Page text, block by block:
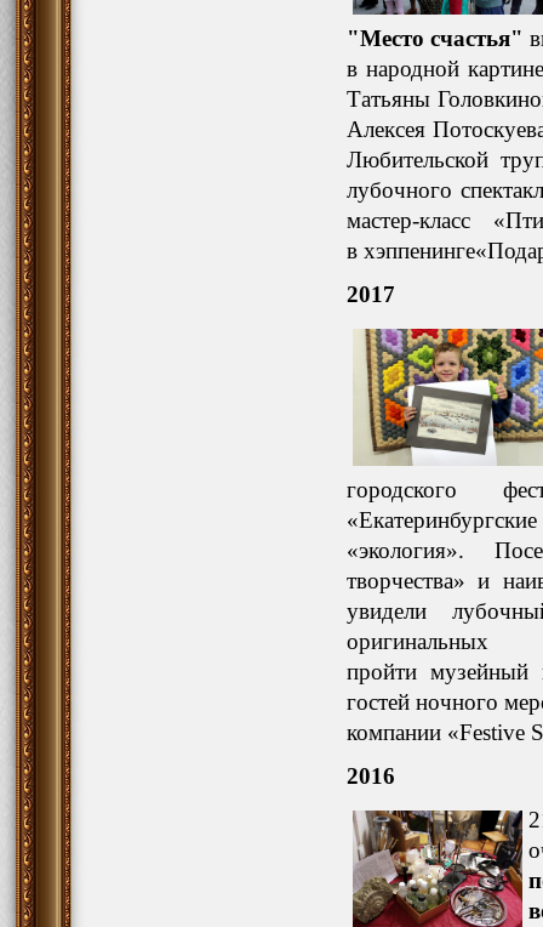
"Место счастья"
в народной
Татьяны
Алексея
Любительской
лубочного
мастер-класс
в
2017
городского
«экология».
творчества» и
увидели
пройти музейный
гостей ночного
компании «Festive
2016